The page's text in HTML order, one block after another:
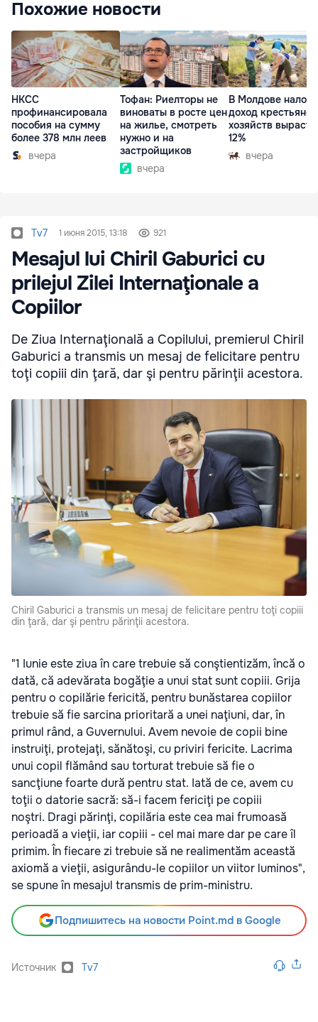
Похожие новости
НКСС
профинансировала
пособия на сумму
более 378 млн леев
вчера
Тофан: Риелторы не
виноваты в росте цен
на жилье, смотреть
нужно и на
застройщиков
вчера
В Молдове налог
доход
хозяйств
12%
вчера
Tv7 1 июня 2015, 13:18 921
Mesajul lui Chiril Gaburici cu
prilejul Zilei Internaţionale a
Copiilor
De Ziua Internaţională a Copilului, premierul Chiril
Gaburici a transmis un mesaj de felicitare pentru
toţi copiii din ţară, dar şi pentru părinţii acestora.
Chiril Gaburici a transmis un mesaj de felicitare pentru toţi copiii
din ţară, dar şi pentru părinţii acestora.
"1 Iunie este ziua în care trebuie să conştientizăm, încă o
dată, că adevărata bogăţie a unui stat sunt copiii. Grija
pentru o copilărie fericită, pentru bunăstarea copiilor
trebuie să fie sarcina prioritară a unei naţiuni, dar, în
primul rând, a Guvernului. Avem nevoie de copii bine
instruiţi, protejaţi, sănătoşi, cu priviri fericite. Lacrima
unui copil flămând sau torturat trebuie să fie o
sancţiune foarte dură pentru stat. Iată de ce, avem cu
toţii o datorie sacră: să-i facem fericiţi pe copiii
noştri. Dragi părinţi, copilăria este cea mai frumoasă
perioadă a vieţii, iar copiii - cel mai mare dar pe care îl
primim. În fiecare zi trebuie să ne realimentăm această
axiomă a vieţii, asigurându-le copiilor un viitor luminos",
se spune în mesajul transmis de prim-ministru.
Подпишитесь на новости Point.md в Google
Источник Tv7